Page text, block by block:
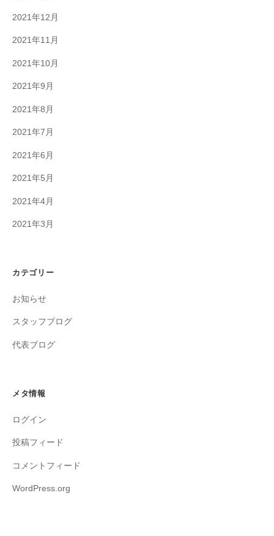
2021年12月
2021年11月
2021年10月
2021年9月
2021年8月
2021年7月
2021年6月
2021年5月
2021年4月
2021年3月
カテゴリー
お知らせ
スタッフブログ
代表ブログ
メタ情報
ログイン
投稿フィード
コメントフィード
WordPress.org